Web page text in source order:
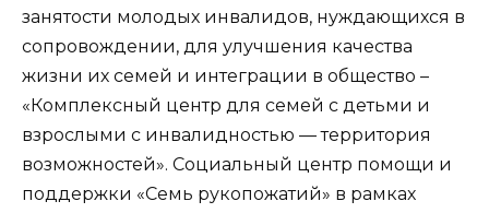
занятости молодых инвалидов, нуждающихся в
сопровождении, для улучшения качества
жизни их семей и интеграции в общество –
«Комплексный центр для семей с детьми и
взрослыми с инвалидностью — территория
возможностей». Социальный центр помощи и
поддержки «Семь рукопожатий» в рамках